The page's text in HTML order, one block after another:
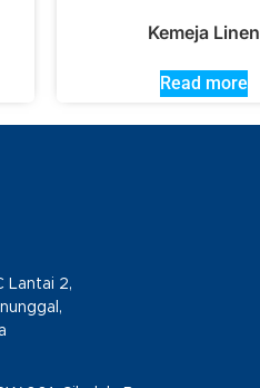
Kemeja Linen
Read more
Lantai 2,